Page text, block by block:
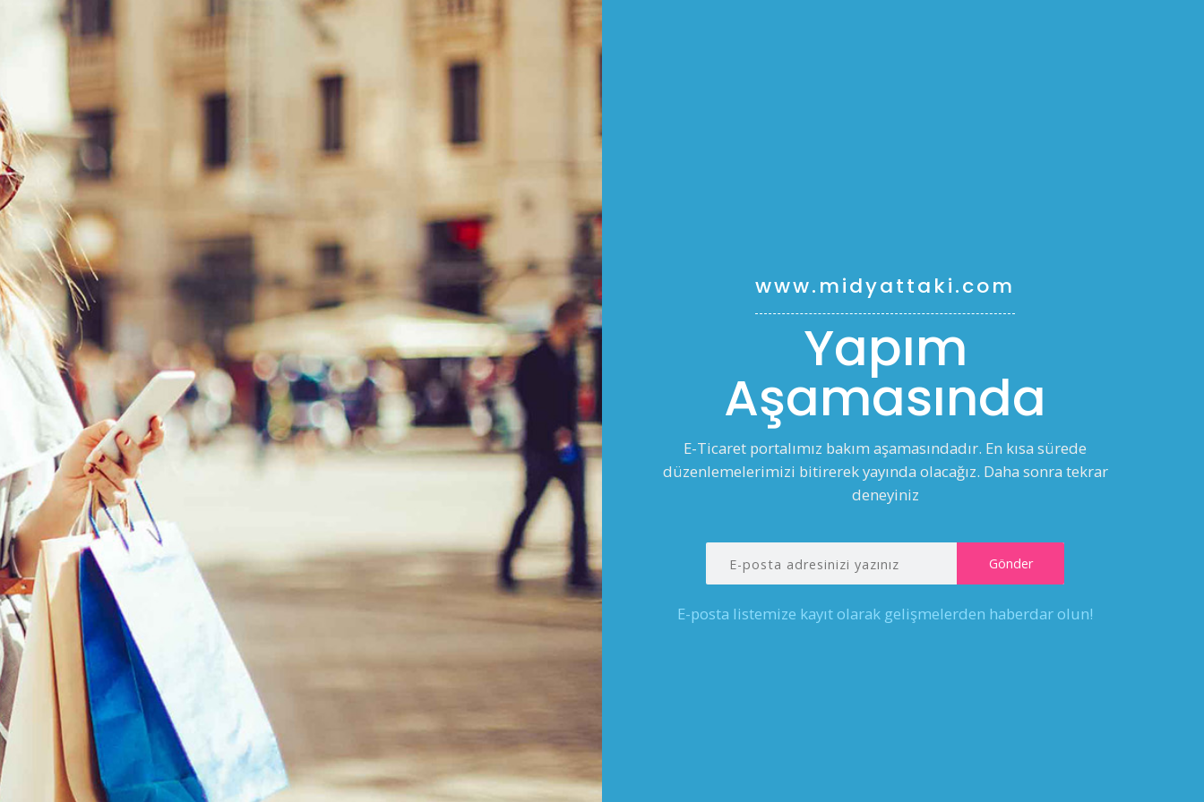
www.midyattaki.com
Yapım
Aşamasında
E-Ticaret portalımız bakım aşamasındadır. En kısa sürede
düzenlemelerimizi bitirerek yayında olacağız. Daha sonra tekrar
deneyiniz
E-posta listemize kayıt olarak gelişmelerden haberdar olun!